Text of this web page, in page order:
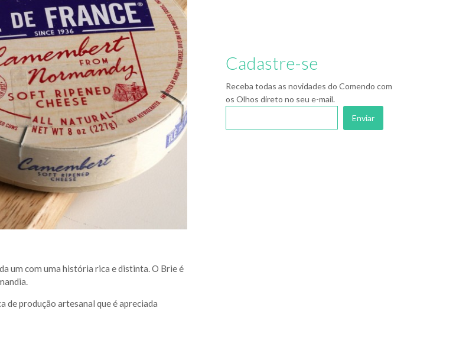
um com uma história rica e distinta. O Brie é
de produção artesanal que é apreciada
Cadastre-se
Receba todas as novidades do Comendo com
os Olhos direto no seu e-mail.